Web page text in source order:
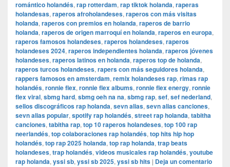
romántico holandés, rap rotterdam, rap tiktok holanda, raperas
holandesas, raperos afroholandeses, raperos con más visitas
holanda, raperos con premios en holanda, raperos de barrio
holanda, raperos de origen marroquí en holanda, raperos en europa,
raperos famosos holandeses, raperos holandeses, raperos
holandeses 2024, raperos independientes holanda, raperos jóvenes
holandeses, raperos latinos en holanda, raperos top de holanda,
raperos turcos holandeses, rapers con más seguidores holanda,
rappers famosos en amsterdam, remix holandeses rap, rimas rap
holandés, ronnie flex, ronnie flex albums, ronnie flex energy, ronnie
flex viral, sbmg hard, sbmg oeh na na, sbmg rap, sef, sef nederland,
sellos discográficos rap holanda, sevn alias, sevn alias canciones,
sevn alias popular, spotify rap holandés, street rap holanda, tabitha
canciones, tabitha rap, top 10 raperos holandeses, top 100 rap
neerlandés, top colaboraciones rap holandés, top hits hip hop
holandés, top rap 2025 holanda, top rap holanda, trap beats
holandeses, trap holandés, videos musicales rap holandés, youtube
rap holanda, yssi sb, yssi sb 2025, yssi sb hits | Deja un comentario